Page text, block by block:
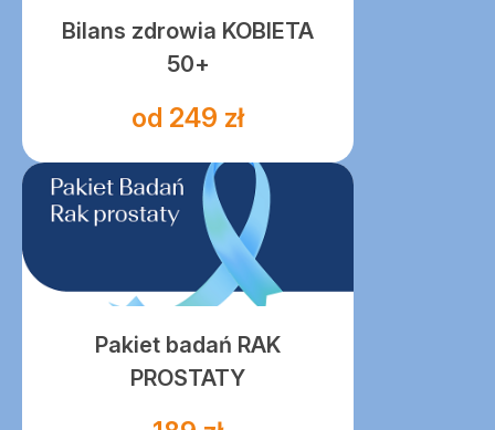
Bilans zdrowia KOBIETA
50+
od 249 zł
Pakiet badań RAK
PROSTATY